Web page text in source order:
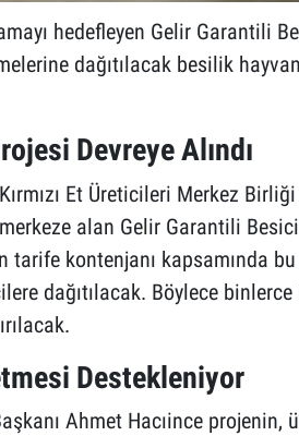
hedefleyen Gelir Garantili
dağıtılacak besilik
Devreye Alındı
Et Üreticileri Merkez
alan Gelir Garantili
tarife kontenjanı kapsamında
dağıtılacak. Böylece
Destekleniyor
Ahmet Hacıince